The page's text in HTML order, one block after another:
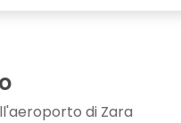
di Zara